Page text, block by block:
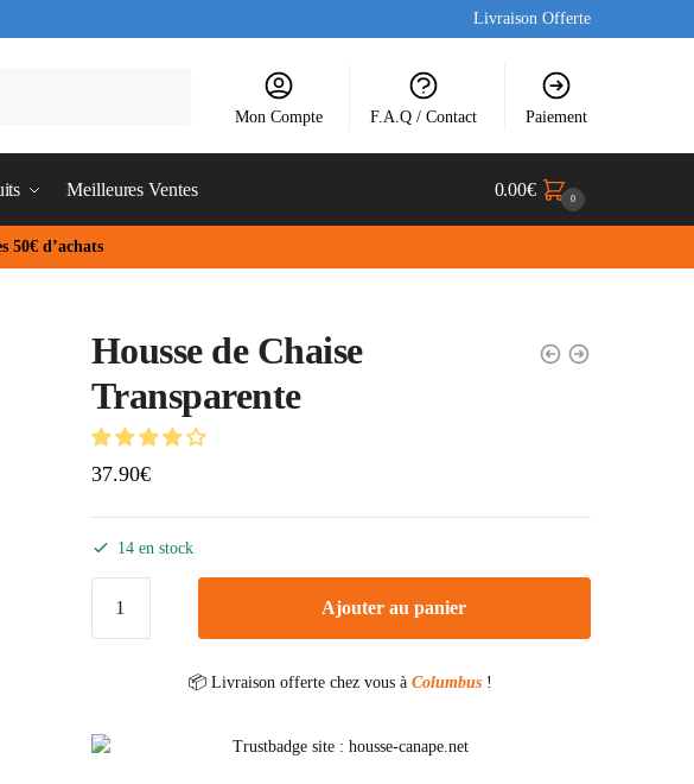
Livraison Offerte
Mon Compte F.A.Q / Contact Paiement
Meilleures Ventes 0.00€ 0
50€ d’achats
Housse de Chaise
Transparente
37.90€
14 en stock
Ajouter au panier
📦 Livraison offerte chez vous àColumbus !